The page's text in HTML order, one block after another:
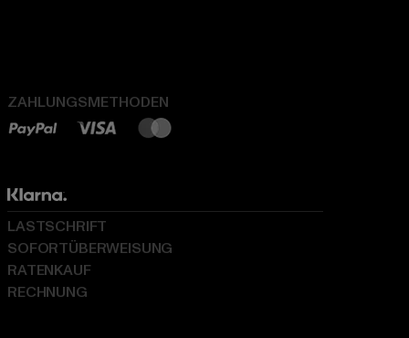
ZAHLUNGSMETHODEN
LASTSCHRIFT
SOFORTÜBERWEISUNG
RATENKAUF
RECHNUNG